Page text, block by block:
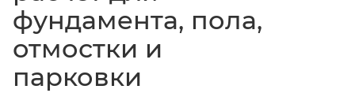
фундамента, пола,
отмостки и
парковки